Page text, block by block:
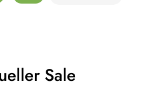
Sale